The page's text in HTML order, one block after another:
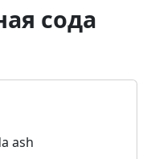
сода
ash